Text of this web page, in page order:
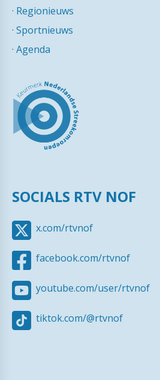
· Regionieuws
· Sportnieuws
· Agenda
SOCIALS RTV NOF
x.com/rtvnof
facebook.com/rtvnof
youtube.com/user/rtvnof
tiktok.com/@rtvnof